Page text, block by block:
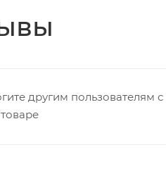
другим пользователям